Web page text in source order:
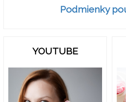
Podmienky
YOUTUBE